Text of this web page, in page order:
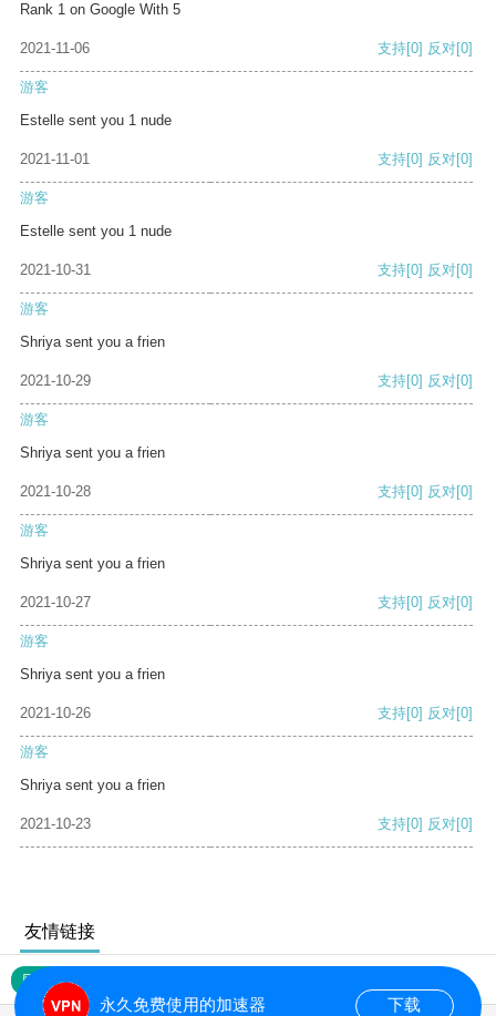
Rank 1 on Google With 5
2021-11-06 支持[0] 反对[0]
游客
Estelle sent you 1 nude
2021-11-01 支持[0] 反对[0]
游客
Estelle sent you 1 nude
2021-10-31 支持[0] 反对[0]
游客
Shriya sent you a frien
2021-10-29 支持[0] 反对[0]
游客
Shriya sent you a frien
2021-10-28 支持[0] 反对[0]
游客
Shriya sent you a frien
2021-10-27 支持[0] 反对[0]
游客
Shriya sent you a frien
2021-10-26 支持[0] 反对[0]
游客
Shriya sent you a frien
2021-10-23 支持[0] 反对[0]
友情链接
网站地图
永久免费使用的加速器 下载